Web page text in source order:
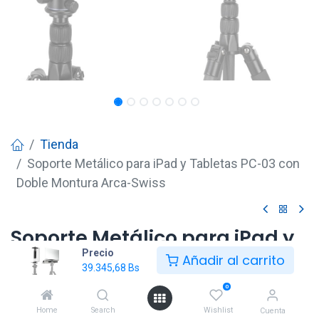
Precio
39.345,68 Bs Añadir al carrito
Home Search
0
Wishlist Cuenta
Tienda
Soporte Metálico para iPad y Tabletas PC-03 con
Doble Montura Arca-Swiss
Soporte Metálico para iPad y
Tabletas PC-03 con Doble
Montura Arca-Swiss